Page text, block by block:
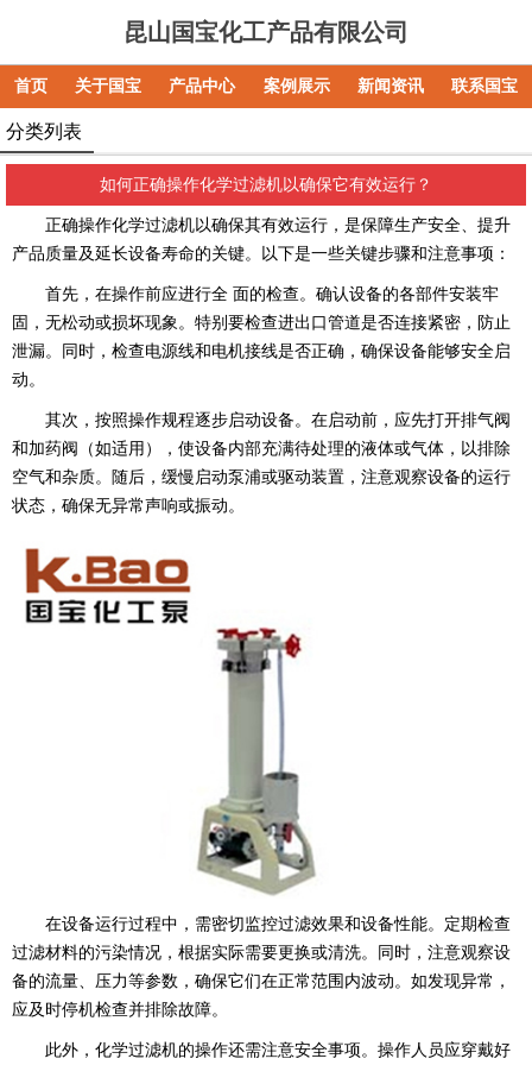
昆山国宝化工产品有限公司
首页 关于国宝 产品中心 案例展示 新闻资讯 联系国宝
分类列表
如何正确操作化学过滤机以确保它有效运行？
正确操作化学过滤机以确保其有效运行，是保障生产安全、提升
产品质量及延长设备寿命的关键。以下是一些关键步骤和注意事项：
首先，在操作前应进行全 面的检查。确认设备的各部件安装牢
固，无松动或损坏现象。特别要检查进出口管道是否连接紧密，防止
泄漏。同时，检查电源线和电机接线是否正确，确保设备能够安全启
动。
其次，按照操作规程逐步启动设备。在启动前，应先打开排气阀
和加药阀（如适用），使设备内部充满待处理的液体或气体，以排除
空气和杂质。随后，缓慢启动泵浦或驱动装置，注意观察设备的运行
状态，确保无异常声响或振动。
在设备运行过程中，需密切监控过滤效果和设备性能。定期检查
过滤材料的污染情况，根据实际需要更换或清洗。同时，注意观察设
备的流量、压力等参数，确保它们在正常范围内波动。如发现异常，
应及时停机检查并排除故障。
此外，化学过滤机的操作还需注意安全事项。操作人员应穿戴好